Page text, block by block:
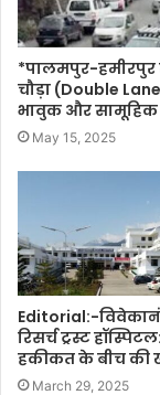
*पालमपुर-हमीरपुर
चौड़ा (Double
भावुक और
May 15, 2025
Editorial:-
रिसर्च ट्रस्ट
हकीकत के बीच की
March 29, 2025